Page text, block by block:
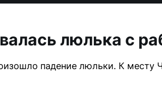
люлька с
падение люльки. К месту